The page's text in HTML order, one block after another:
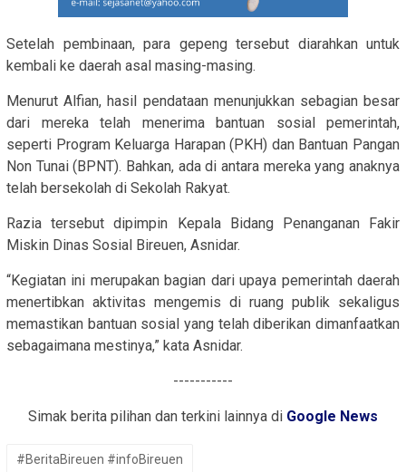
Setelah pembinaan, para gepeng tersebut diarahkan untuk
kembali ke daerah asal masing-masing.
Menurut Alfian, hasil pendataan menunjukkan sebagian besar
dari mereka telah menerima bantuan sosial pemerintah,
seperti Program Keluarga Harapan (PKH) dan Bantuan Pangan
Non Tunai (BPNT). Bahkan, ada di antara mereka yang anaknya
telah bersekolah di Sekolah Rakyat.
Razia tersebut dipimpin Kepala Bidang Penanganan Fakir
Miskin Dinas Sosial Bireuen, Asnidar.
“Kegiatan ini merupakan bagian dari upaya pemerintah daerah
menertibkan aktivitas mengemis di ruang publik sekaligus
memastikan bantuan sosial yang telah diberikan dimanfaatkan
sebagaimana mestinya,” kata Asnidar.
-----------
Simak berita pilihan dan terkini lainnya di Google News
#BeritaBireuen #infoBireuen